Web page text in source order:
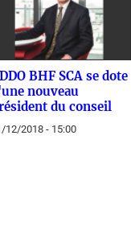
BHF SCA se dote
nouveau
du conseil
12/2018 - 15:00